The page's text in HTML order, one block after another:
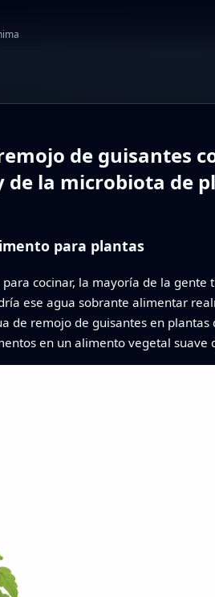
de
de la microbiota de
para plantas
cocinar, la mayoría de la
ese agua sobrante alimentar
de remojo de guisantes en
en un alimento vegetal